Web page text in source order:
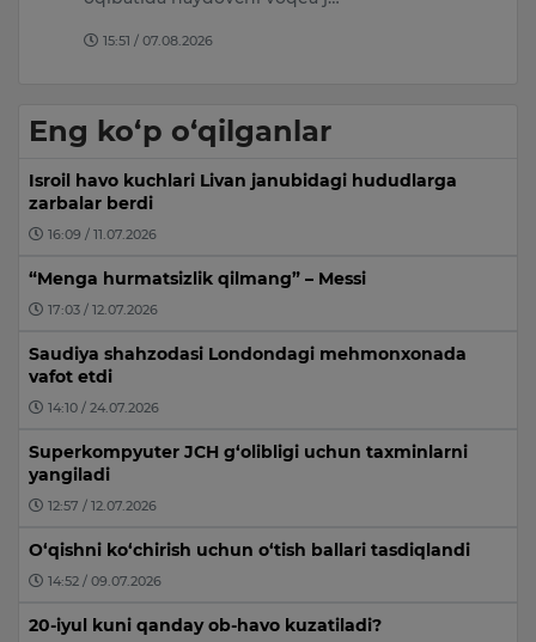
15:51 / 07.08.2026
Eng ko‘p o‘qilganlar
Isroil havo kuchlari Livan janubidagi hududlarga
zarbalar berdi
16:09 / 11.07.2026
“Menga hurmatsizlik qilmang” – Messi
17:03 / 12.07.2026
Saudiya shahzodasi Londondagi mehmonxonada
vafot etdi
14:10 / 24.07.2026
Superkompyuter JCH g‘olibligi uchun taxminlarni
yangiladi
12:57 / 12.07.2026
O‘qishni ko‘chirish uchun o‘tish ballari tasdiqlandi
14:52 / 09.07.2026
20-iyul kuni qanday ob-havo kuzatiladi?